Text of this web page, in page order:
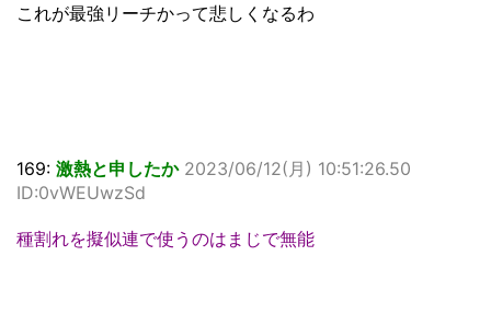
これが最強リーチかって悲しくなるわ
169: 激熱と申したか 2023/06/12(月) 10:51:26.50
ID:0vWEUwzSd
種割れを擬似連で使うのはまじで無能